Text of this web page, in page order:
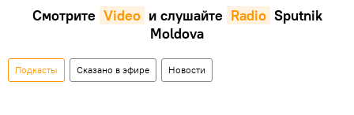
Смотрите Video и слушайте Radio Sputnik
Moldova
Подкасты Сказано в эфире Новости